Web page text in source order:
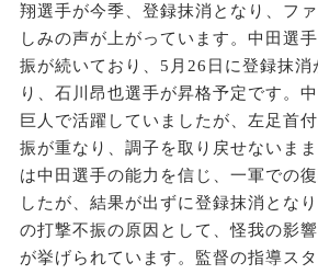
翔選手が今季、登録抹消となり、フ
しみの声が上がっています。中田選
振が続いており、5月26日に登録抹消
り、石川昂也選手が昇格予定です。
巨人で活躍していましたが、左足首
振が重なり、調子を取り戻せないま
は中田選手の能力を信じ、一軍での
したが、結果が出ずに登録抹消とな
の打撃不振の原因として、怪我の影
が挙げられています。監督の指導ス